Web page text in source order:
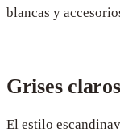
blancas y
Grises
El estilo